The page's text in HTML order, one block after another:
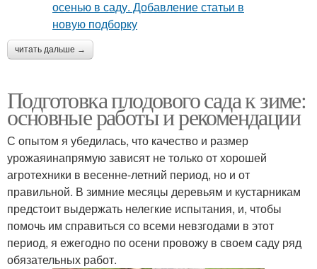
читать дальше →
Подготовка плодового сада к зиме:
основные работы и рекомендации
С опытом я убедилась, что качество и размер
урожаяинапрямую зависят не только от хорошей
агротехники в весенне-летний период, но и от
правильной. В зимние месяцы деревьям и кустарникам
предстоит выдержать нелегкие испытания, и, чтобы
помочь им справиться со всеми невзгодами в этот
период, я ежегодно по осени провожу в своем саду ряд
обязательных работ.